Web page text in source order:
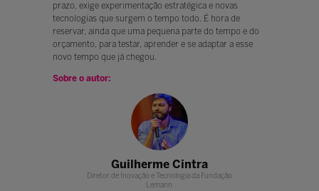
prazo, exige experimentação estratégica e novas
tecnologias que surgem o tempo todo. É hora de
reservar, ainda que uma pequena parte do tempo e do
orçamento, para testar, aprender e se adaptar a esse
novo tempo que já chegou.
Sobre o autor:
Guilherme Cintra
Diretor de Inovação e Tecnologia da Fundação
Lemann